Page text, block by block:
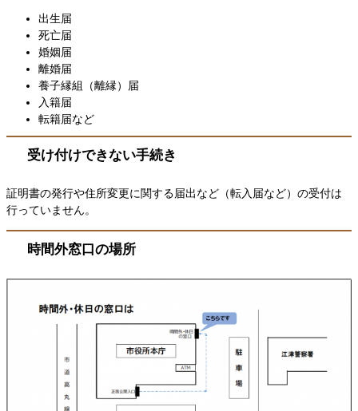
出生届
死亡届
婚姻届
離婚届
養子縁組（離縁）届
入籍届
転籍届など
受け付けできない手続き
証明書の発行や住所変更に関する届出など（転入届など）の受付は
行っていません。
時間外窓口の場所